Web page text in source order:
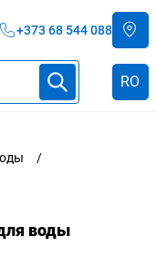
+373 68 544 088
RO
воды